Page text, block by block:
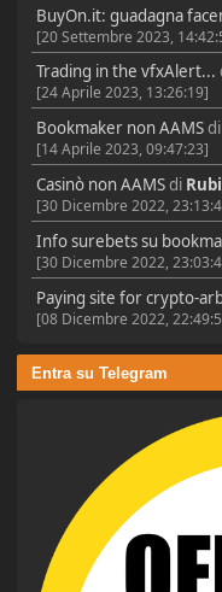
BuyOn.it: guadagna
[20 Settembre 2023,
Trading in the vfxAlert...
[24 Aprile 2023, 13:26:19]
Bookmaker non AAMSdi
[14 Aprile 2023, 09:47:23]
Casinò non AAMSdi
[30 Dicembre 2022,
Info surebets su
[30 Dicembre 2022,
Paying site for crypto-
[08 Dicembre 2022,
Entra su Telegram